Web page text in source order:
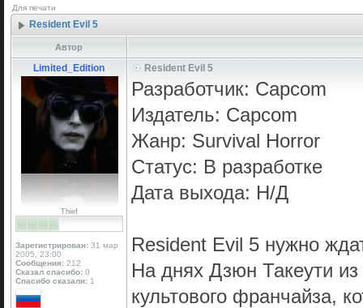
Для печати
Resident Evil 5
Автор
Limited_Edition
Thief
Зарегистрирован: 31 мар
2005, 23:00
Сообщения: 212
Сказал спасибо: 0
Спасибо сказали: 1
Resident Evil 5
Разработчик: Capcom
Издатель: Capcom
Жанр: Survival Horror
Статус: В разработке
Дата выхода: Н/Д
Resident Evil 5 нужно
На днях Дзюн Такеути из
культового франчайза,